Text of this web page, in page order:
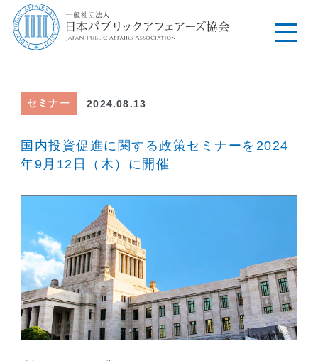
セミナー 2024.08.13
国内投資促進に関する政策セミナーを2024
年9月12日（木）に開催